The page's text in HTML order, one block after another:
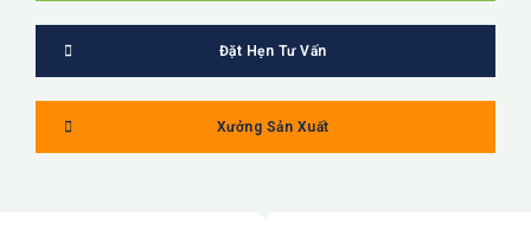
Đặt Hẹn Tư Vấn
Xưởng Sản Xuất